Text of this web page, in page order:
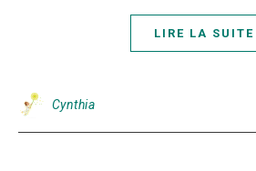
LIRE LA SUITE
Cynthia